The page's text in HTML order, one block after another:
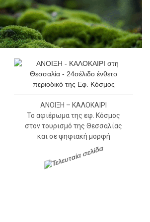
ΑΝΟΙΞΗ – ΚΑΛΟΚΑΙΡΙ
Το αφιέρωμα της εφ. Κόσμος
στον τουρισμό της Θεσσαλίας
και σε ψηφιακή μορφή